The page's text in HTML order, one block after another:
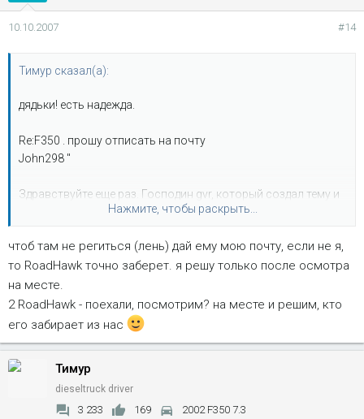
10.10.2007 #14
Тимур сказал(а):
дядьки! есть надежда.
Re:F350 . прошу отписать на почту
John298 "
Здравствуйте еще раз. Господин gvr, который создал тему и
клятвенно обещал приобрести Форд, и мне не отвечает,
первым занять очередь. Судьба стекла зависит от нового
хозяина."
я ним списывался насчет стекла. . если будете писать -
пишите что от моего имени ))) там у меня ник Timurgen.
Нажмите, чтобы раскрыть...
чтоб там не региться (лень) дай ему мою почту, если не я,
то RoadHawk точно заберет. я решу только после осмотра
на месте.
2 RoadHawk - поехали, посмотрим? на месте и решим, кто
его забирает из нас
Тимур
dieseltruck driver
3 233 169 2002 F350 7.3